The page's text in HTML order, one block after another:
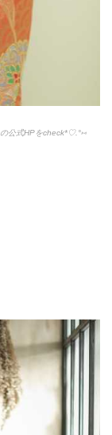
公式HPをcheck*♡.°⑅